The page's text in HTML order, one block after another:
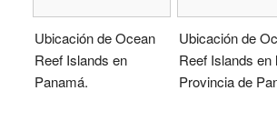
Ubicación de Ocean
Reef Islands en
Panamá.
Ubicación de
Reef Islands en
Provincia de